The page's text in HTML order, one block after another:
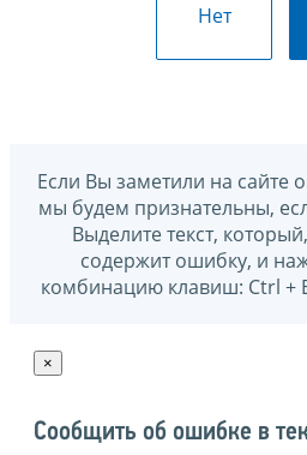
Нет
Если Вы заметили на сайте
мы будем признательны,
Выделите текст,
содержит ошибку, и
комбинацию клавиш: Ctrl +
×
Сообщить об ошибке в